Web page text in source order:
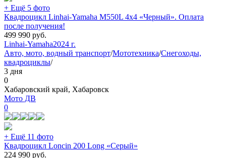
+ Ещё 5 фото
Квадроцикл Linhai-Yamaha M550L 4x4 «Черный». Оплата
после получения!
499 990 руб.
Linhai-Yamaha2024 г.
Авто, мото, водный транспорт/Мототехника/Снегоходы,
квадроциклы/
3 дня
0
Хабаровский край, Хабаровск
Мото ДВ
0
+ Ещё 11 фото
Квадроцикл Loncin 200 Long «Серый»
224 990 руб.